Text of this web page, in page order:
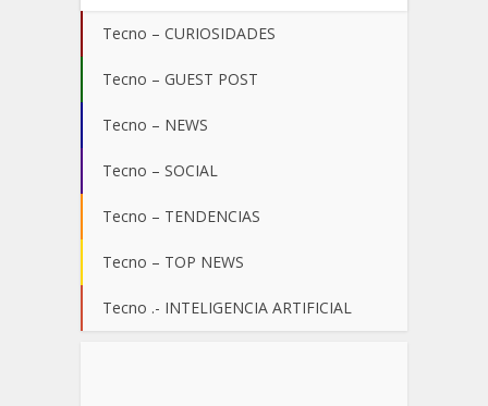
Tecno – CURIOSIDADES
Tecno – GUEST POST
Tecno – NEWS
Tecno – SOCIAL
Tecno – TENDENCIAS
Tecno – TOP NEWS
Tecno .- INTELIGENCIA ARTIFICIAL